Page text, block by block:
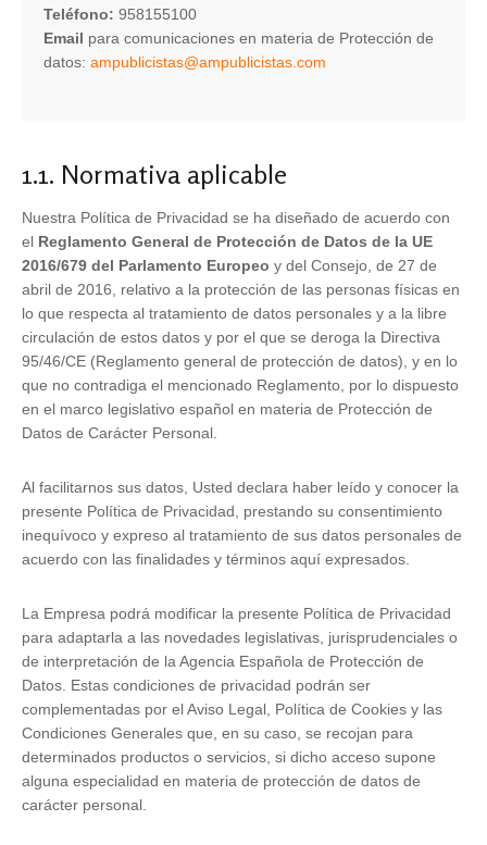
Teléfono: 958155100
Email para comunicaciones en materia de Protección de
datos: ampublicistas@ampublicistas.com
1.1. Normativa aplicable
Nuestra Política de Privacidad se ha diseñado de acuerdo con
el Reglamento General de Protección de Datos de la UE
2016/679 del Parlamento Europeo y del Consejo, de 27 de
abril de 2016, relativo a la protección de las personas físicas en
lo que respecta al tratamiento de datos personales y a la libre
circulación de estos datos y por el que se deroga la Directiva
95/46/CE (Reglamento general de protección de datos), y en lo
que no contradiga el mencionado Reglamento, por lo dispuesto
en el marco legislativo español en materia de Protección de
Datos de Carácter Personal.
Al facilitarnos sus datos, Usted declara haber leído y conocer la
presente Política de Privacidad, prestando su consentimiento
inequívoco y expreso al tratamiento de sus datos personales de
acuerdo con las finalidades y términos aquí expresados.
La Empresa podrá modificar la presente Política de Privacidad
para adaptarla a las novedades legislativas, jurisprudenciales o
de interpretación de la Agencia Española de Protección de
Datos. Estas condiciones de privacidad podrán ser
complementadas por el Aviso Legal, Política de Cookies y las
Condiciones Generales que, en su caso, se recojan para
determinados productos o servicios, si dicho acceso supone
alguna especialidad en materia de protección de datos de
carácter personal.